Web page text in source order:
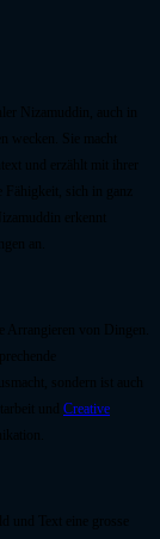
Nizamuddin, auch in
wecken. Sie macht
und erzählt mit ihrer
erkennt
Arrangieren von Dingen.
Creative
Text eine grosse